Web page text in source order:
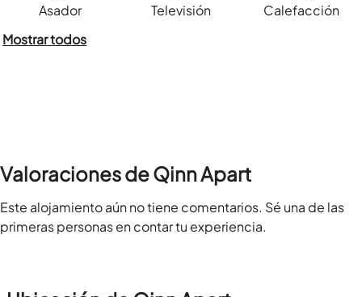
Asador Televisión
Calefacción
Mostrar todos
Valoraciones de Qinn Apart
Este alojamiento aún no tiene comentarios. Sé una de las
primeras personas en contar tu experiencia.